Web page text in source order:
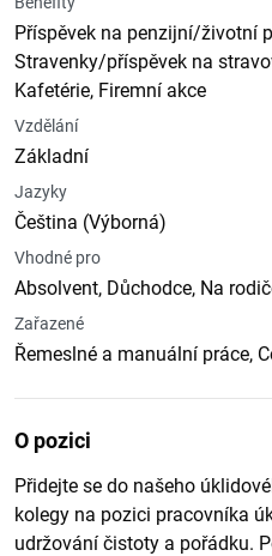
Příspěvek na penzijní/životní
Stravenky/příspěvek na
Kafetérie, Firemní akce
Vzdělání
Základní
Jazyky
Čeština (Výborná)
Vhodné pro
Absolvent, Důchodce, Na
Zařazené
Řemeslné a manuální práce,
O pozici
Přidejte se do našeho
kolegy na pozici pracovníka
udržování čistoty a pořádku.